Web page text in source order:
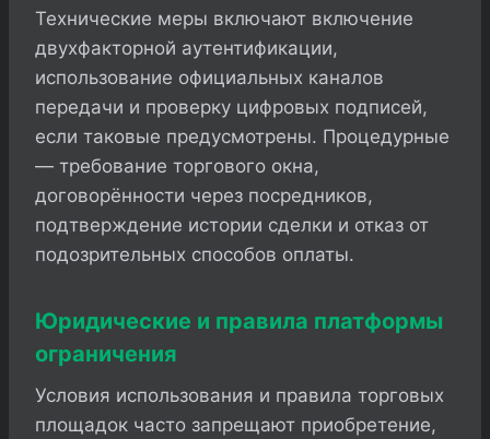
Технические меры включают включение
двухфакторной аутентификации,
использование официальных каналов
передачи и проверку цифровых подписей,
если таковые предусмотрены. Процедурные
— требование торгового окна,
договорённости через посредников,
подтверждение истории сделки и отказ от
подозрительных способов оплаты.
Юридические и правила платформы
ограничения
Условия использования и правила торговых
площадок часто запрещают приобретение,